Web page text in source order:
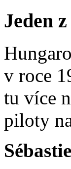
Jeden
v roce
tu více
piloty